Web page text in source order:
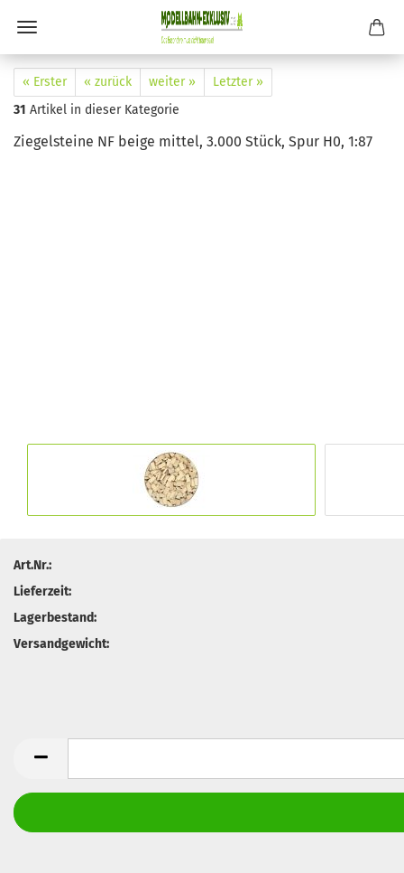
« Erster « zurück weiter »
Letzter »
31 Artikel in dieser Kategorie
Ziegelsteine NF beige mittel, 3.000 Stück, Spur H0, 1:87
Art.Nr.:
Lieferzeit:
Lagerbestand:
Versandgewicht: